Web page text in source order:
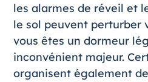
les alarmes de réveil et
le sol peuvent perturber
vous êtes un dormeur
inconvénient majeur.
organisent également